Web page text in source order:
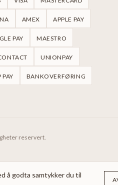
å godta samtykker du til
AMEX APPLE PAY
PAY MAESTRO
UNIONPAY
PAY BANKOVERFØRING
reservert.